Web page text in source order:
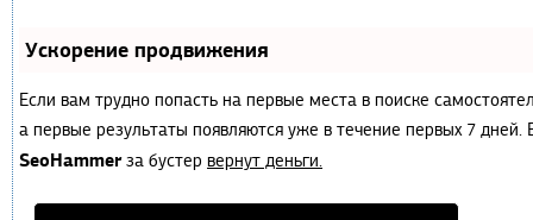
Ускорение продвижения
Если вам трудно попасть на первые места в поиске
а первые результаты появляются уже в течение первых 7
SeoHammerза бустер вернут деньги.